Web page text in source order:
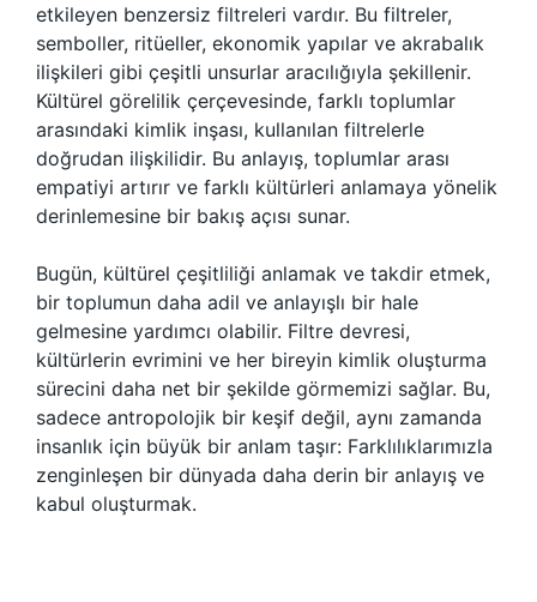
etkileyen benzersiz filtreleri vardır. Bu filtreler,
semboller, ritüeller, ekonomik yapılar ve akrabalık
ilişkileri gibi çeşitli unsurlar aracılığıyla şekillenir.
Kültürel görelilik çerçevesinde, farklı toplumlar
arasındaki kimlik inşası, kullanılan filtrelerle
doğrudan ilişkilidir. Bu anlayış, toplumlar arası
empatiyi artırır ve farklı kültürleri anlamaya yönelik
derinlemesine bir bakış açısı sunar.
Bugün, kültürel çeşitliliği anlamak ve takdir etmek,
bir toplumun daha adil ve anlayışlı bir hale
gelmesine yardımcı olabilir. Filtre devresi,
kültürlerin evrimini ve her bireyin kimlik oluşturma
sürecini daha net bir şekilde görmemizi sağlar. Bu,
sadece antropolojik bir keşif değil, aynı zamanda
insanlık için büyük bir anlam taşır: Farklılıklarımızla
zenginleşen bir dünyada daha derin bir anlayış ve
kabul oluşturmak.